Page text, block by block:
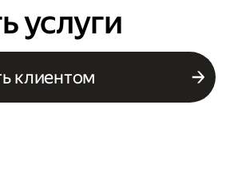
услуги
клиентом